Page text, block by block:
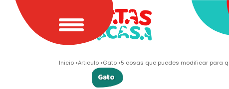
Inicio Articulo Gato 5 cosas que puedes modificar para
Gato